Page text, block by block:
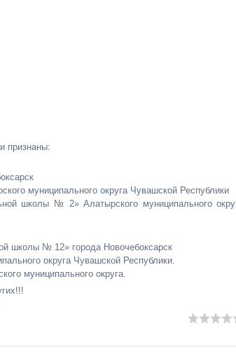
признаны:
муниципального округа Чувашской Республики
школы № 2» Алатырского муниципального
школы № 12» города Новочебоксарск
округа Чувашской Республики.
муниципального округа.